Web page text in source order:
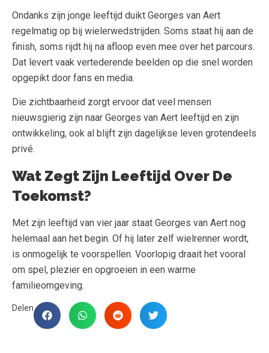
Ondanks zijn jonge leeftijd duikt Georges van Aert
regelmatig op bij wielerwedstrijden. Soms staat hij aan de
finish, soms rijdt hij na afloop even mee over het parcours.
Dat levert vaak vertederende beelden op die snel worden
opgepikt door fans en media.
Die zichtbaarheid zorgt ervoor dat veel mensen
nieuwsgierig zijn naar Georges van Aert leeftijd en zijn
ontwikkeling, ook al blijft zijn dagelijkse leven grotendeels
privé.
Wat Zegt Zijn Leeftijd Over De
Toekomst?
Met zijn leeftijd van vier jaar staat Georges van Aert nog
helemaal aan het begin. Of hij later zelf wielrenner wordt,
is onmogelijk te voorspellen. Voorlopig draait het vooral
om spel, plezier en opgroeien in een warme
familieomgeving.
Delen